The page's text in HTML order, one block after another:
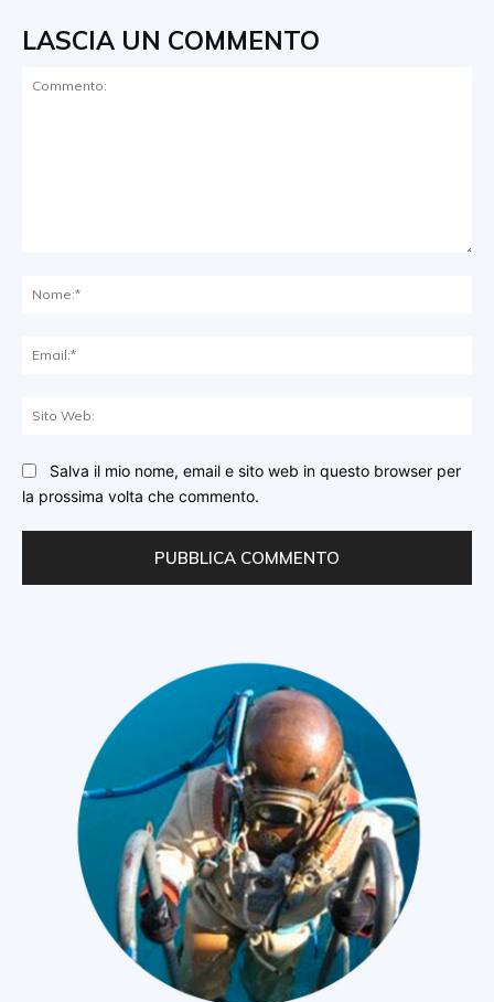
LASCIA UN COMMENTO
Salva il mio nome, email e sito web in questo browser per
la prossima volta che commento.